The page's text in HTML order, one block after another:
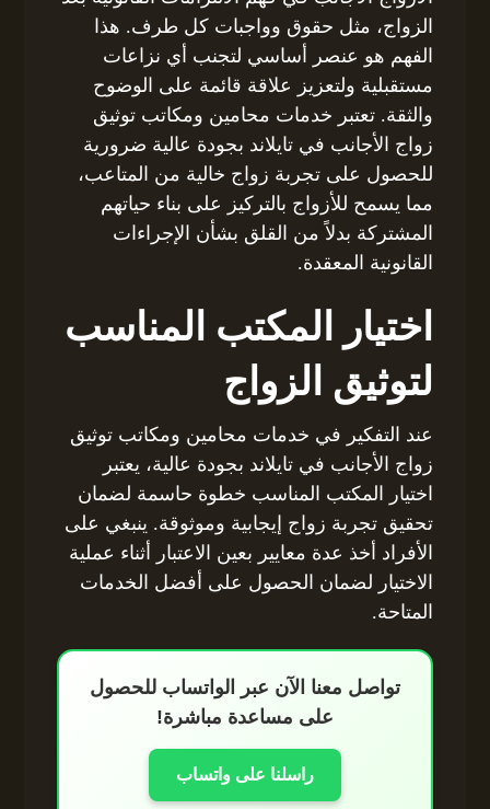
الزواج، مثل حقوق وواجبات كل طرف. هذا
الفهم هو عنصر أساسي لتجنب أي نزاعات
مستقبلية ولتعزيز علاقة قائمة على الوضوح
والثقة. تعتبر خدمات محامين ومكاتب توثيق
زواج الأجانب في تايلاند بجودة عالية ضرورية
للحصول على تجربة زواج خالية من المتاعب،
مما يسمح للأزواج بالتركيز على بناء حياتهم
المشتركة بدلاً من القلق بشأن الإجراءات
القانونية المعقدة.
اختيار المكتب المناسب
لتوثيق الزواج
عند التفكير في خدمات محامين ومكاتب توثيق
زواج الأجانب في تايلاند بجودة عالية، يعتبر
اختيار المكتب المناسب خطوة حاسمة لضمان
تحقيق تجربة زواج إيجابية وموثوقة. ينبغي على
الأفراد أخذ عدة معايير بعين الاعتبار أثناء عملية
الاختيار لضمان الحصول على أفضل الخدمات
المتاحة.
تواصل معنا الآن عبر الواتساب للحصول
على مساعدة مباشرة!
راسلنا على واتساب